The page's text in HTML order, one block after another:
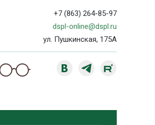
+7 (863) 264-85-97
dspl-online@dspl.ru
ул. Пушкинская, 175А